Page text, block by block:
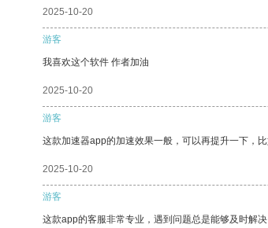
2025-10-20
游客
我喜欢这个软件 作者加油
2025-10-20
游客
这款加速器app的加速效果一般，可以再提升一下，比
2025-10-20
游客
这款app的客服非常专业，遇到问题总是能够及时解决